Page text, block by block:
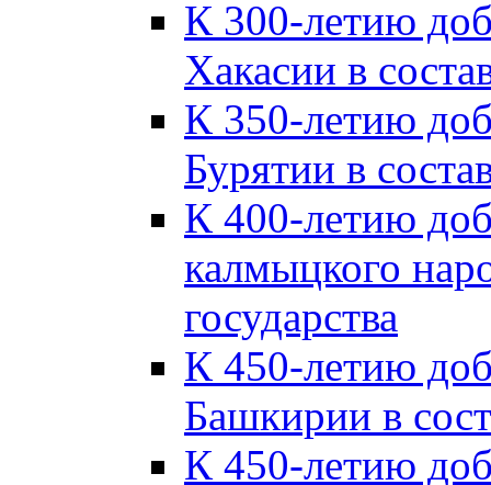
К 300-летию
Хакасии в
К 350-летию
Бурятии в
К 400-летию
калмыцкого
государства
К 450-летию
Башкирии в
К 450-летию